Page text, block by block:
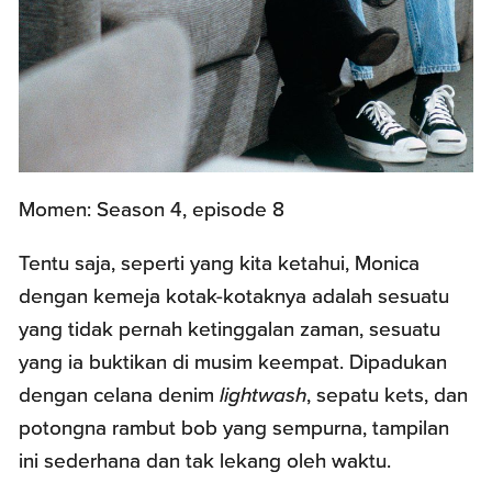
Momen: Season 4, episode 8
Tentu saja, seperti yang kita ketahui, Monica
dengan kemeja kotak-kotaknya adalah sesuatu
yang tidak pernah ketinggalan zaman, sesuatu
yang ia buktikan di musim keempat. Dipadukan
dengan celana denimlightwash, sepatu kets, dan
potongna rambut bob yang sempurna, tampilan
ini sederhana dan tak lekang oleh waktu.